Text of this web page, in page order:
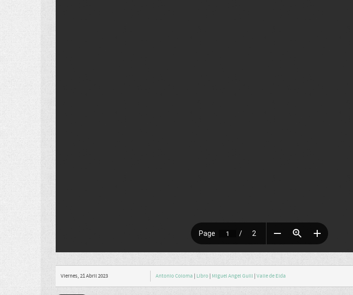
Viernes, 21 Abril 2023 Antonio Coloma | Libro | MIguel Angel Guill | Valle de Elda